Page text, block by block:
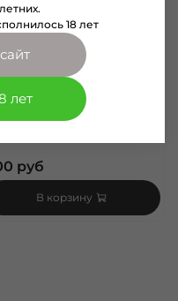
9010128
Motionless In White (128)
руб
В корзину
18 лет
лет